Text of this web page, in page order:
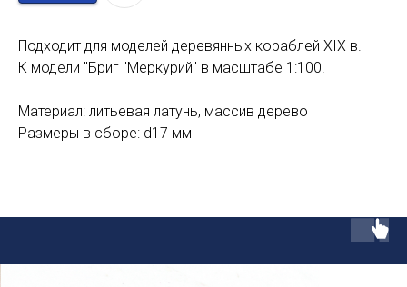
Подходит для моделей деревянных кораблей XIX в.
К модели "Бриг "Меркурий" в масштабе 1:100.
Материал: литьевая латунь, массив дерево
Размеры в сборе: d17 мм